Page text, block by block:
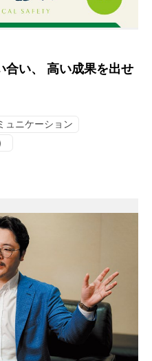
合い、 高い成果を出せ
ュニケーション